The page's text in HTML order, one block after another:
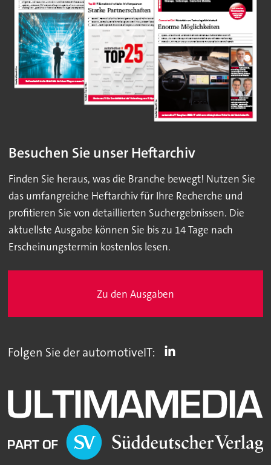
Besuchen Sie unser Heftarchiv
Finden Sie heraus, was die Branche bewegt! Nutzen Sie
das umfangreiche Heftarchiv für Ihre Recherche und
profitieren Sie von detaillierten Suchergebnissen. Die
aktuellste Ausgabe können Sie bis zu 14 Tage nach
Erscheinungstermin kostenlos lesen.
Zu den Ausgaben
Folgen Sie der automotiveIT: